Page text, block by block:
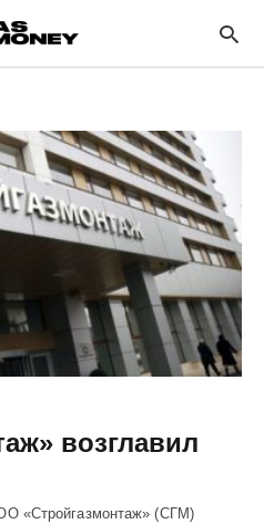
возглавил
«Стройгазмонтаж» (СГМ)